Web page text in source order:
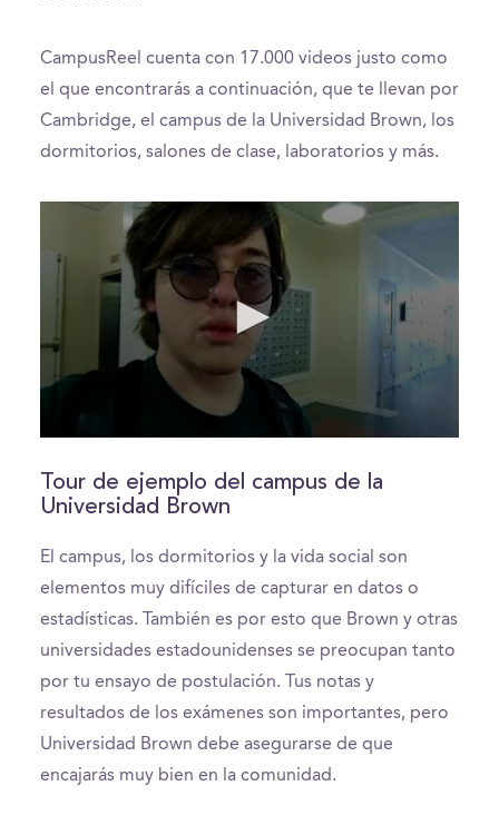
CampusReel cuenta con 17.000 videos justo como
el que encontrarás a continuación, que te llevan por
Cambridge, el campus de la Universidad Brown, los
dormitorios, salones de clase, laboratorios y más.
of
0
seconds
Tour de ejemplo del campus de la
Universidad Brown
El campus, los dormitorios y la vida social son
elementos muy difíciles de capturar en datos o
estadísticas. También es por esto que Brown y otras
universidades estadounidenses se preocupan tanto
por tu ensayo de postulación. Tus notas y
resultados de los exámenes son importantes, pero
Universidad Brown debe asegurarse de que
encajarás muy bien en la comunidad.